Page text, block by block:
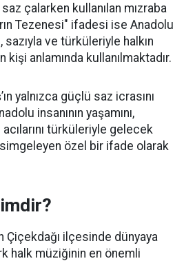
çalarken kullanılan mızraba
Tezenesi" ifadesi ise Anadolu
sazıyla ve türküleriyle halkın
kişi anlamında kullanılmaktadır.
yalnızca güçlü saz icrasını
insanının yaşamını,
türküleriyle gelecek
özel bir ifade olarak
Çiçekdağı ilçesinde dünyaya
halk müziğinin en önemli